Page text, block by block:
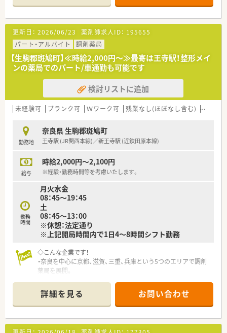
更新日： 2026/06/23 薬剤師求人ID： 195655
パート・アルバイト
調剤薬局
【生駒郡斑鳩町】≪時給2,000円～≫最寄は王寺駅！整形メイ
ンの薬局でのパート/車通勤も可能です
検討リストに追加
未経験可 ブランク可 Ｗワーク可 残業なし(ほぼなし含む) 転勤な
勤務地
奈良県 生駒郡斑鳩町
王寺駅 (JR関西本線)／新王寺駅 (近鉄田原本線)
給与
時給2,000円～2,100円
※経験・勤務時間等を考慮いたします。
勤務
時間
月火水金
08：45～19：45
土
08：45～13：00
※休憩：法定通り
※上記開局時間内で1日4～8時間シフト勤務
◇こんな企業です！
・奈良を中心に京都、滋賀、三重、兵庫という5つのエリアで調剤
薬局を展開。
ています！
・早くから「介護保険事業に参画」している点も特徴。
・訪問介護事業所も開設し、地元に根付いた薬局サービスを提供
しています。
詳細を見る お問い合わせ